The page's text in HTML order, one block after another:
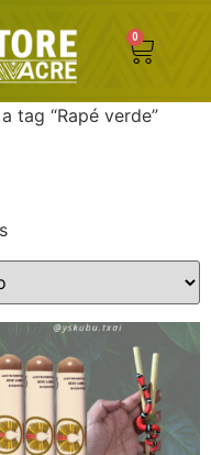
0
tag “Rapé verde”